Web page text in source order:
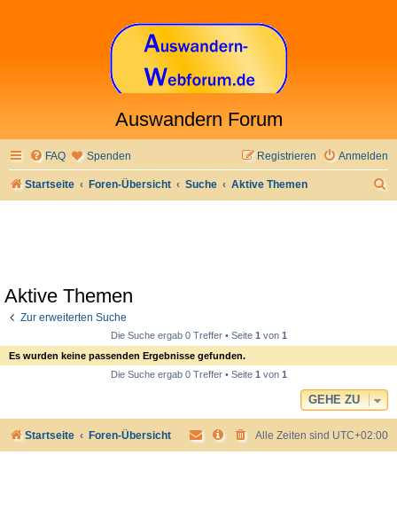
Auswandern Forum
FAQ Spenden Anmelden
Registrieren
Startseite Foren-Übersicht Suche Aktive Themen
Aktive Themen
Zur erweiterten Suche
Die Suche ergab 0 Treffer • Seite 1von 1
Es wurden keine passenden Ergebnisse gefunden.
Die Suche ergab 0 Treffer • Seite 1von 1
GEHE ZU
Startseite Foren-Übersicht Alle Zeiten sind UTC+02:00